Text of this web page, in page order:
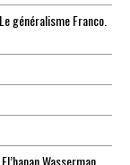
généralisme Franco.
Wasserman